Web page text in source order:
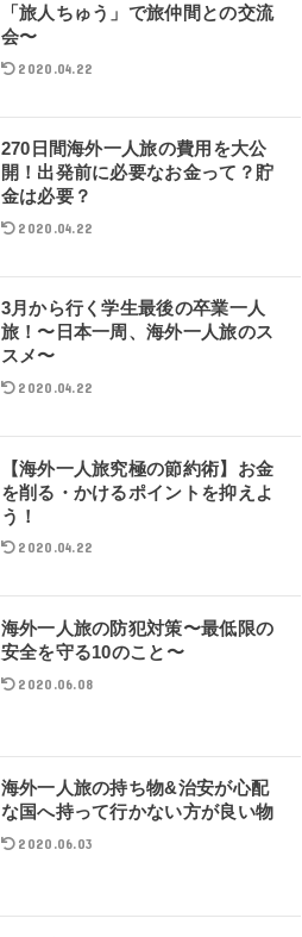
「旅人ちゅう」で旅仲間との交流
会〜
2020.04.22
270日間海外一人旅の費用を大公
開！出発前に必要なお金って？貯
金は必要？
2020.04.22
3月から行く学生最後の卒業一人
旅！〜日本一周、海外一人旅のス
スメ〜
2020.04.22
【海外一人旅究極の節約術】お金
を削る・かけるポイントを抑えよ
う！
2020.04.22
海外一人旅の防犯対策〜最低限の
安全を守る10のこと〜
2020.06.08
海外一人旅の持ち物&治安が心配
な国へ持って行かない方が良い物
2020.06.03